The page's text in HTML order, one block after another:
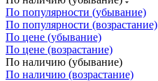
По популярности (убывание)
По популярности (возрастание)
По цене (убывание)
По цене (возрастание)
По наличию (убывание)
По наличию (возрастание)